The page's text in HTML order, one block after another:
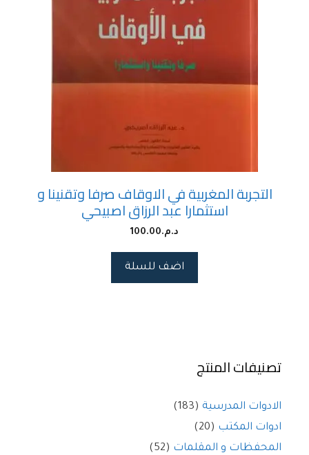
التجربة المغربية في الاوقاف صرفا وتقنينا و
استثمارا عبد الرزاق اصبيحي
د.م.100.00
اضف للسلة
تصنيفات المنتج
الادوات المدرسية (183)
ادوات المكتب (20)
المحفظات و المقلمات (52)